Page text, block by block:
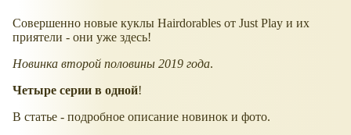
Совершенно новые куклы Hairdorables от Just Play и их
приятели - они уже здесь!
Новинка второй половины 2019 года.
Четыре серии в одной!
В статье - подробное описание новинок и фото.